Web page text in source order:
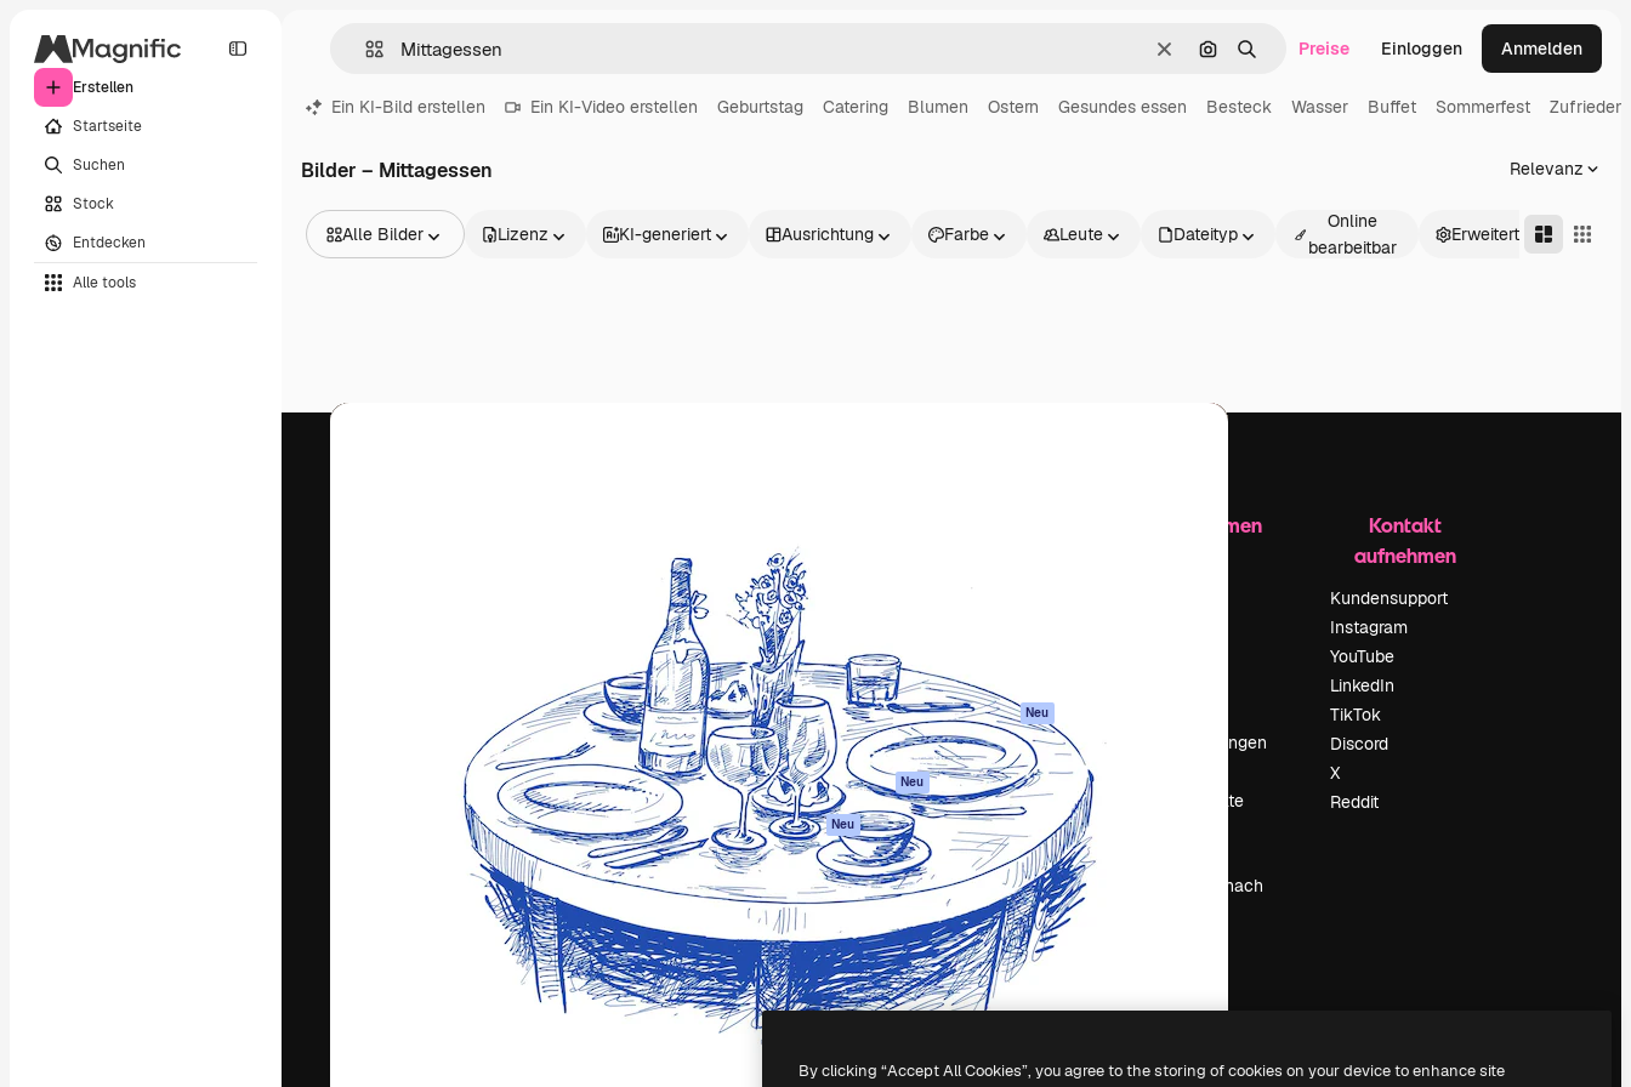
Erstellen
Startseite
Suchen
Stock
Entdecken
Alle tools
LöschenNach Bild suchen
SuchenPreise Einloggen Anmelden
Ein KI-Bild erstellen Ein KI-Video erstellen Geburtstag Catering Blumen Ostern Gesundes essen Besteck Wasser Buffet Sommerfest
Bilder – Mittagessen Relevanz
Alle Bilder
Videos
Lizenz KI-generiert Ausrichtung Farbe Leute Dateityp
Online
bearbeitbar
Erweitert
Die kreative Plattform, um deine beste
Arbeit zu verwirklichen. Mehr als 1 Million
Abonnenten unter Kreativen, Unternehmen,
Spaces
KI-Assistent
KI-Bildgenerator
KI-Videogenerator
KI-
Stimmengenerator
Stock-Inhalte
MCP für
Claude/ChatGPT
Neu
Agenten Neu
API
Mobile App
Alle Magnific-Tools
Datenschutzerklärung
Originale Neu
Cookie-Richtlinie
Vertrauenszentrum
Partner
Unternehmen
Unternehmen
Veranstaltungen
Deine Inhalte
Suchst du nach
Kontakt
aufnehmen
Kundensupport
Instagram
YouTube
LinkedIn
TikTok
Discord
X
Reddit
Copyright © 2010-2026Freepik Company S.L.U.Alle Rechte vorbehalten.
By clicking “Accept All Cookies”, you agree to the storing of cookies on your device to enhance site